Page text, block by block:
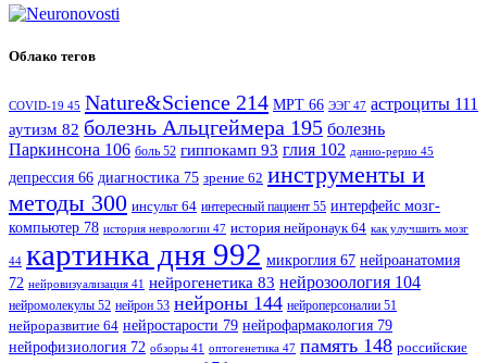
Облако тегов
COVID-19 45 Nature&Science 214 МРТ 66 ЭЭГ 47 астроциты 111
аутизм 82 болезнь Альцгеймера 195 болезнь
Паркинсона 106 боль 52 гиппокамп 93 глия 102 данио-рерио 45
депрессия 66 диагностика 75 зрение 62 инструменты и
методы 300 инсульт 64 интересный пациент 55 интерфейс мозг-
компьютер 78 история неврологии 47 история нейронаук 64 как улучшить мозг
44 картинка дня 992 микроглия 67 нейроанатомия
72 нейровизуализация 41 нейрогенетика 83 нейрозоология 104
нейромолекулы 52 нейрон 53 нейроны 144 нейроперсоналии 51
нейроразвитие 64 нейростарости 79 нейрофармакология 79
нейрофизиология 72 обзоры 41 оптогенетика 47 память 148 российские